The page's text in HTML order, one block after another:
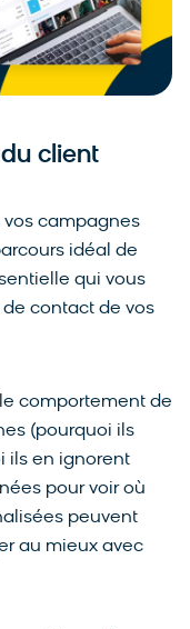
client
vos campagnes
idéal de
qui vous
contact de vos
comportement de
(pourquoi ils
ils en ignorent
pour voir où
peuvent
au mieux avec